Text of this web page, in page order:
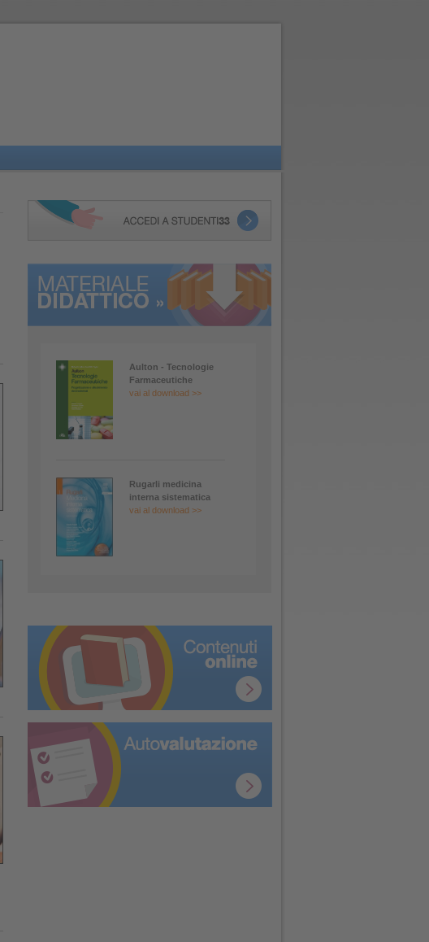
Aulton - Tecnologie
Farmaceutiche
vai al download >>
Rugarli medicina
interna sistematica
vai al download >>